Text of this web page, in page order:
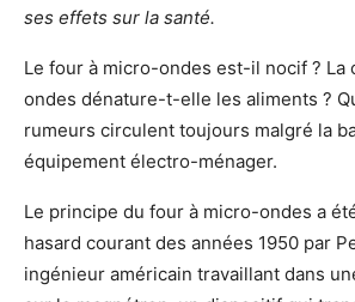
ses effets sur la santé.
Le four à micro-ondes est-il nocif ? La
ondes dénature-t-elle les aliments ?
rumeurs circulent toujours malgré la
équipement électro-ménager.
Le principe du four à micro-ondes a
hasard courant des années 1950 par
ingénieur américain travaillant dans